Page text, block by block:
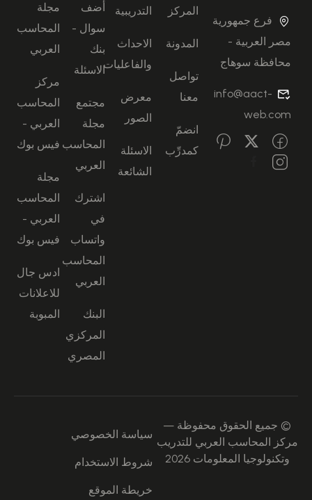
فرع جمهورية
مصر العربية -
محافظة سوهاج
info@aact-
web.com
المركز
المدونة
تواصل
معنا
انضمّ
كمدرِّب
التدريبية
الاحداث
والفاعليات
معرض
الصور
الاسئلة
الشائعة
أضف
سوال -
بنك
الاسئلة
مجتمع
مجلة
المحاسب
العربي
اشترك
في
واتساب
المحاسب
العربي
البنك
المركزي
المصري
مجلة
المحاسب
العربي
مركز
المحاسب
العربي -
فيس بوك
مجلة
المحاسب
العربي -
فيس بوك
ادس جال
للاعلانات
المبوبة
© جميع الحقوق محفوظة —
مركز المحاسب العربي للتدريب
وتكنولوجيا المعلومات 2026
سياسة الخصوصي
شروط الاستخدام
خريطة الموقع